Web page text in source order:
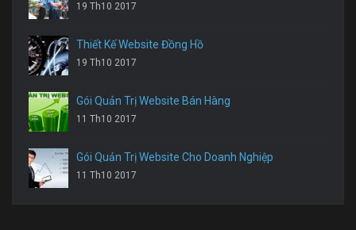
19 Th10 2017
Thiết Kế Website Đồng Hồ
19 Th10 2017
Gói Quản Trị Website Bán Hàng
11 Th10 2017
Gói Quản Trị Website Cho Doanh Nghiệp
11 Th10 2017